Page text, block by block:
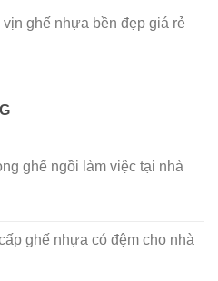
ghế nhựa bền đẹp giá rẻ
ghế ngồi làm việc tại nhà
ghế nhựa có đệm cho nhà